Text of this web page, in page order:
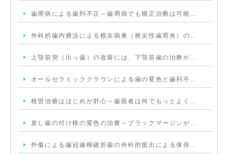
歯周病による歯列不正～歯周病でも矯正治療は可能…
外科的歯内療法による根尖病巣（根尖性歯周炎）の…
上顎前突（出っ歯）の改善には、下顎前歯の治療が…
オールセラミッククラウンによる歯の変色と歯列不…
根管治療ははじめが肝心～歯医者は何でもっとよく…
差し歯の付け根の変色の治療～ブラックマージンが…
外傷による歯冠歯根破折歯の外科的挺出による保存…